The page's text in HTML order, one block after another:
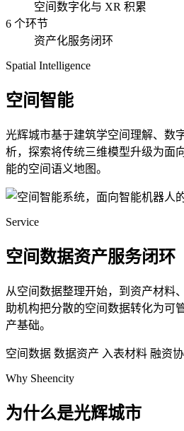
空间数字化与 XR 积累
6 个环节
资产化服务闭环
Spatial Intelligence
空间智能
光辉城市基于建筑学空间理解、数
析，探索将传统三维模型升级为面
能的空间语义地图。
Service
空间数据资产服务闭环
从空间数据整理开始，到资产材料
助机构把分散的空间数据转化为可
产基础。
空间数据 数据资产 入表材料 融资
Why Sheencity
为什么是光辉城市